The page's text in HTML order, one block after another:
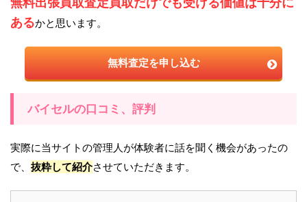
あるかと思います。
無料査定を申し込む
バイセルの口コミ、評判
実際に当サイトの管理人が体験者に話を聞く機会があったの
で、 抜粋して紹介させていただきます。